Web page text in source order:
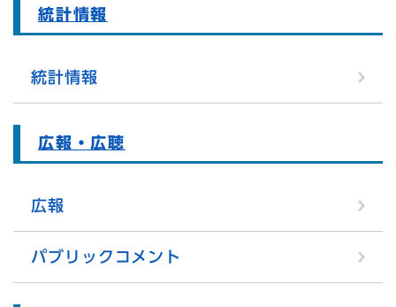
統計情報
統計情報
広報・広聴
広報
パブリックコメント